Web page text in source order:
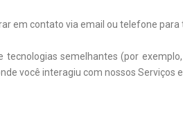
em contato via email ou telefone para
semelhantes (por
você interagiu com nossos Serviços